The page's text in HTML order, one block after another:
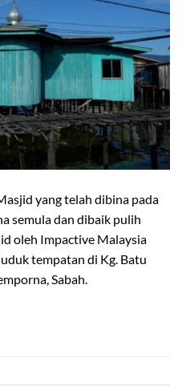
yang telah dibina pada
semula dan dibaik pulih
oleh Impactive Malaysia
tempatan di Kg. Batu
Sabah.